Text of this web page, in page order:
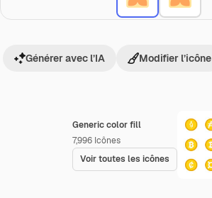
Generic color fill
7,996 Icônes
Voir toutes les icônes
Générer avec l’IA Modifier l’icône